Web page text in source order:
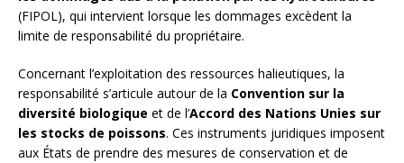
(FIPOL), qui intervient lorsque les dommages excèdent la
limite de responsabilité du propriétaire.
Concernant l’exploitation des ressources halieutiques, la
responsabilité s’articule autour de la Convention sur la
diversité biologique et de l’Accord des Nations Unies sur
les stocks de poissons. Ces instruments juridiques imposent
aux États de prendre des mesures de conservation et de